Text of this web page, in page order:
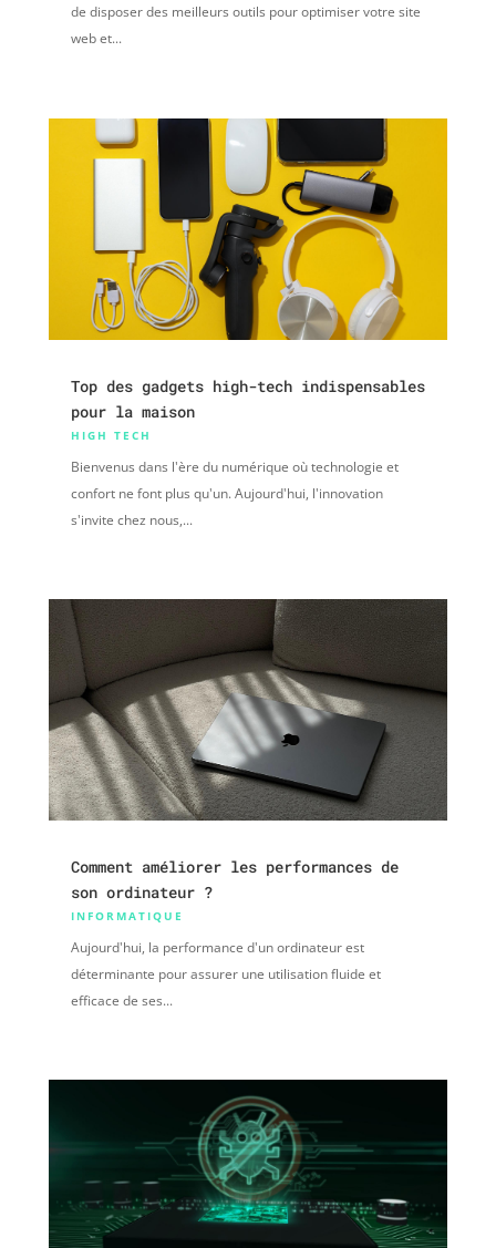
de disposer des meilleurs outils pour optimiser votre site
web et...
Top des gadgets high-tech indispensables
pour la maison
HIGH TECH
Bienvenus dans l'ère du numérique où technologie et
confort ne font plus qu'un. Aujourd'hui, l'innovation
s'invite chez nous,...
Comment améliorer les performances de
son ordinateur ?
INFORMATIQUE
Aujourd'hui, la performance d'un ordinateur est
déterminante pour assurer une utilisation fluide et
efficace de ses...